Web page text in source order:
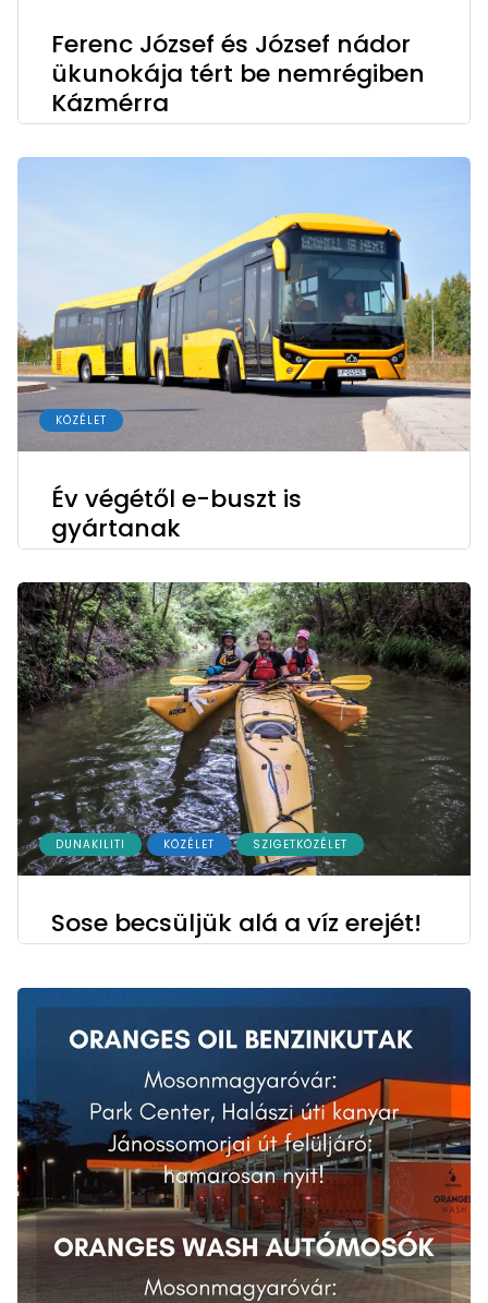
Ferenc József és József nádor
ükunokája tért be nemrégiben
Kázmérra
KÖZÉLET
Év végétől e-buszt is
gyártanak
DUNAKILITI KÖZÉLET SZIGETKÖZÉLET
Sose becsüljük alá a víz erejét!